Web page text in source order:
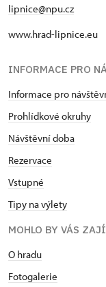
lipnice@npu.cz
www.hrad-lipnice.eu
INFORMACE PRO
Informace pro
Prohlídkové okruhy
Návštěvní doba
Rezervace
Vstupné
Tipy na výlety
MOHLO BY VÁS
O hradu
Fotogalerie